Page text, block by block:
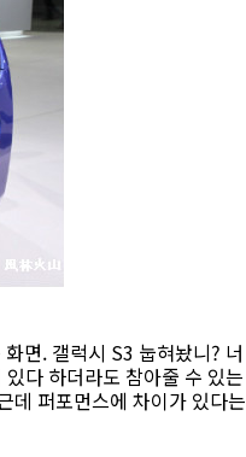
면. 갤럭시 S3 눕혀놨니? 너
다 하더라도 참아줄 수 있는
데 퍼포먼스에 차이가 있다는